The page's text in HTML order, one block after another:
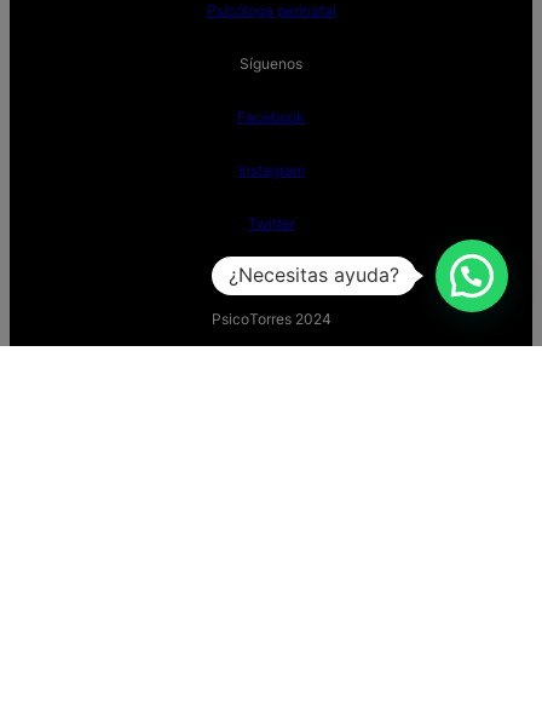
Psicóloga perinatal
Síguenos
Facebook
Instagram
Twitter
PsicoTorres 2024
¿Necesitas ayuda?